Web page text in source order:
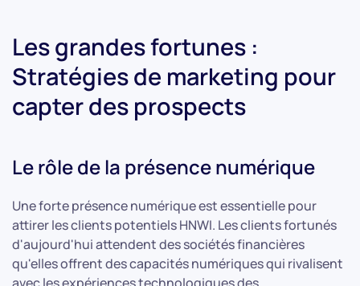
Les grandes fortunes :
Stratégies de marketing pour
capter des prospects
Le rôle de la présence numérique
Une forte présence numérique est essentielle pour
attirer les clients potentiels HNWI. Les clients fortunés
d'aujourd'hui attendent des sociétés financières
qu'elles offrent des capacités numériques qui rivalisent